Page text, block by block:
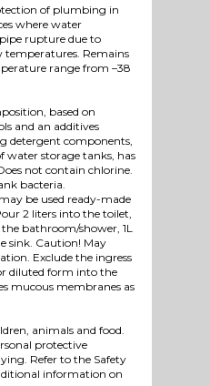
of plumbing in
where water
rupture due to
Remains
range from –38
based on
and an additives
detergent components,
water storage tanks, has
not contain chlorine.
bacteria.
be used ready-made
2 liters into the toilet,
bathroom/shower, 1L
sink. Caution! May
Exclude the ingress
diluted form into the
mucous membranes as
animals and food.
protective
Refer to the Safety
information on